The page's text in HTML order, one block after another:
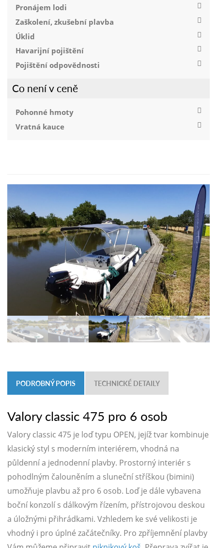
Pronájem lodi
Zaškolení, zkušební plavba
Úklid
Havarijní pojištění
Pojištění odpovědnosti
Co není v ceně
Pohonné hmoty
Vratná kauce
PODROBNÝ POPIS TECHNICKÉ DETAILY
Valory classic 475 pro 6 osob
Valory classic 475 je loď typu OPEN, jejíž tvar kombinuje
klasický styl s moderním interiérem, vhodná na
půldenní a jednodenní plavby. Prostorný interiér s
pohodlným čalouněním a sluneční stříškou (bimini)
umožňuje plavbu až pro 6 osob. Loď je dále vybavena
boční konzolí s dálkovým řízením, přístrojovou deskou
a úložnými přihrádkami. Vzhledem ke své velikosti je
vhodný i pro úplné začátečníky. Pro zpříjemnění plavby